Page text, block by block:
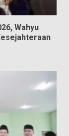
Wahyu